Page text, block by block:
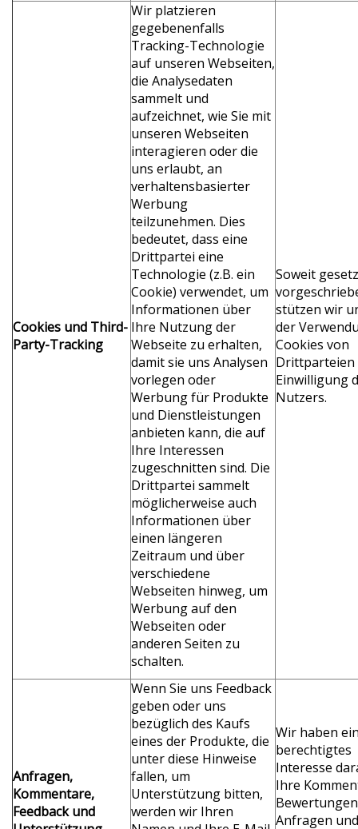
Cookies und Third-
Party-Tracking
Wir platzieren
gegebenenfalls
Tracking-Technologie
auf unseren Webseiten,
die Analysedaten
sammelt und
aufzeichnet, wie Sie mit
unseren Webseiten
interagieren oder die
uns erlaubt, an
verhaltensbasierter
Werbung
teilzunehmen. Dies
bedeutet, dass eine
Drittpartei eine
Technologie (z.B. ein
Cookie) verwendet, um
Informationen über
Ihre Nutzung der
Webseite zu erhalten,
damit sie uns Analysen
vorlegen oder
Werbung für Produkte
und Dienstleistungen
anbieten kann, die auf
Ihre Interessen
zugeschnitten sind. Die
Drittpartei sammelt
möglicherweise auch
Informationen über
einen längeren
Zeitraum und über
verschiedene
Webseiten hinweg, um
Werbung auf den
Webseiten oder
anderen Seiten zu
schalten.
Soweit
stützen wir
der
Cookies von
Drittparteien
Einwilligung
Nutzers.
Anfragen,
Kommentare,
Feedback und
Wenn Sie uns Feedback
geben oder uns
bezüglich des Kaufs
eines der Produkte, die
unter diese Hinweise
fallen, um
Unterstützung bitten,
werden wir Ihren
Wir haben
berechtigtes
Interesse
Ihre
Anfragen und